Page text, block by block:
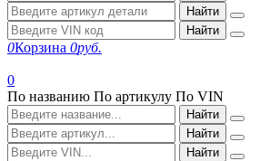
Найти
Найти
0Корзина 0руб.
0
По названию По артикулу По VIN
Найти
Найти
Найти